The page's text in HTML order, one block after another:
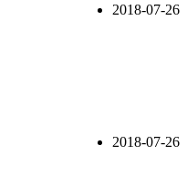
2018-07-26
2018-07-26